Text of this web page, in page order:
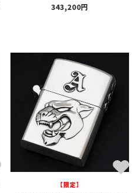
343,200
【限定】